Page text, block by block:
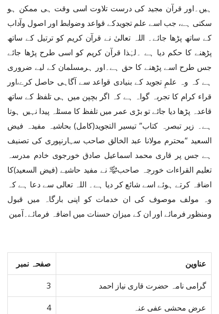
ہیں۔اور قرآن مجید کی درست تلاوت اسی وقت ہی ممکن ہو
سکتی ہے، جب اسے علم تجویدکے قواعد وضوابط اور اصول وآداب
کے ساتھ پڑھا جائے۔ اللہ تعالیٰ نے قرآن کریم کو ترتیل کے ساتھ
پڑھنے کا حکم دیا ہے ۔لہٰذا قرآن کریم کو اسی طرح پڑھا جائے
جس طرح اسے پڑھنے کا حق ہے۔اور ہرمسلمان کے لیے ضروری
ہے کہ وہ علمِ تجوید کے بنیادی قواعد سے آگاہی حاصل کرے،اور
قراء کرام کا تجربہ گواہ ہے کہ اگر بچپن میں ہی تلفظ کے ساتھ
قاعدہ پڑھا دیا جائے تو بڑی عمر میں تلفظ کا مسئلہ پیدا نہیں ہوتا
ہے۔ زیر تبصرہ کتاب” تیسیر التجوید(کامل) بحاشیہ مفیدہ فیض
السعید “محترم مولانا عبد الخالق صاحب سہارنپوری کی تصنیف
ہے جس پر قاری محمد اسماعیل صادق خورجوی خادم مدرسہ
تعلیم القراءات خورجہ صاحب﷾ نے مفید حاشیے (فیض السعید)کا
اضافہ کرتے ہوئے اسے شائع کر دیا ہے۔ اللہ تعالی سے دعا ہے کہ
وہ مولف موصوف کی ان خدمات کو اپنی بارگاہ میں قبول
ومنظور فرمائے اور ان کے میزان حسنات میں اضافہ فرمائے۔آمین
عناوین صفحہ نمبر
گرامی نامہ حضرت قاری نیاز احمد 3
عرض محشی عفی عنہ 4